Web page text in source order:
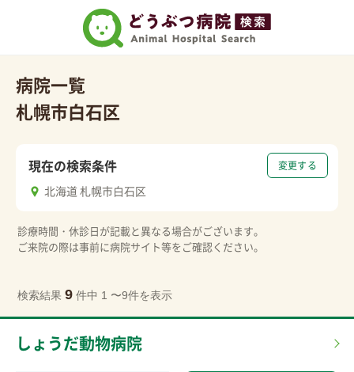
病院一覧
札幌市白石区
変更する
現在の検索条件
北海道 札幌市白石区
診療時間・休診日が記載と異なる場合がございます。
ご来院の際は事前に病院サイト等をご確認ください。
検索結果 9 件中 1 〜9件を表示
しょうだ動物病院